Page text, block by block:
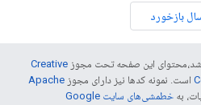
این صفحه تحت مجوزCreative
نمونه کدها نیز دارای مجوزApache
خطمشی‌های سایت Google